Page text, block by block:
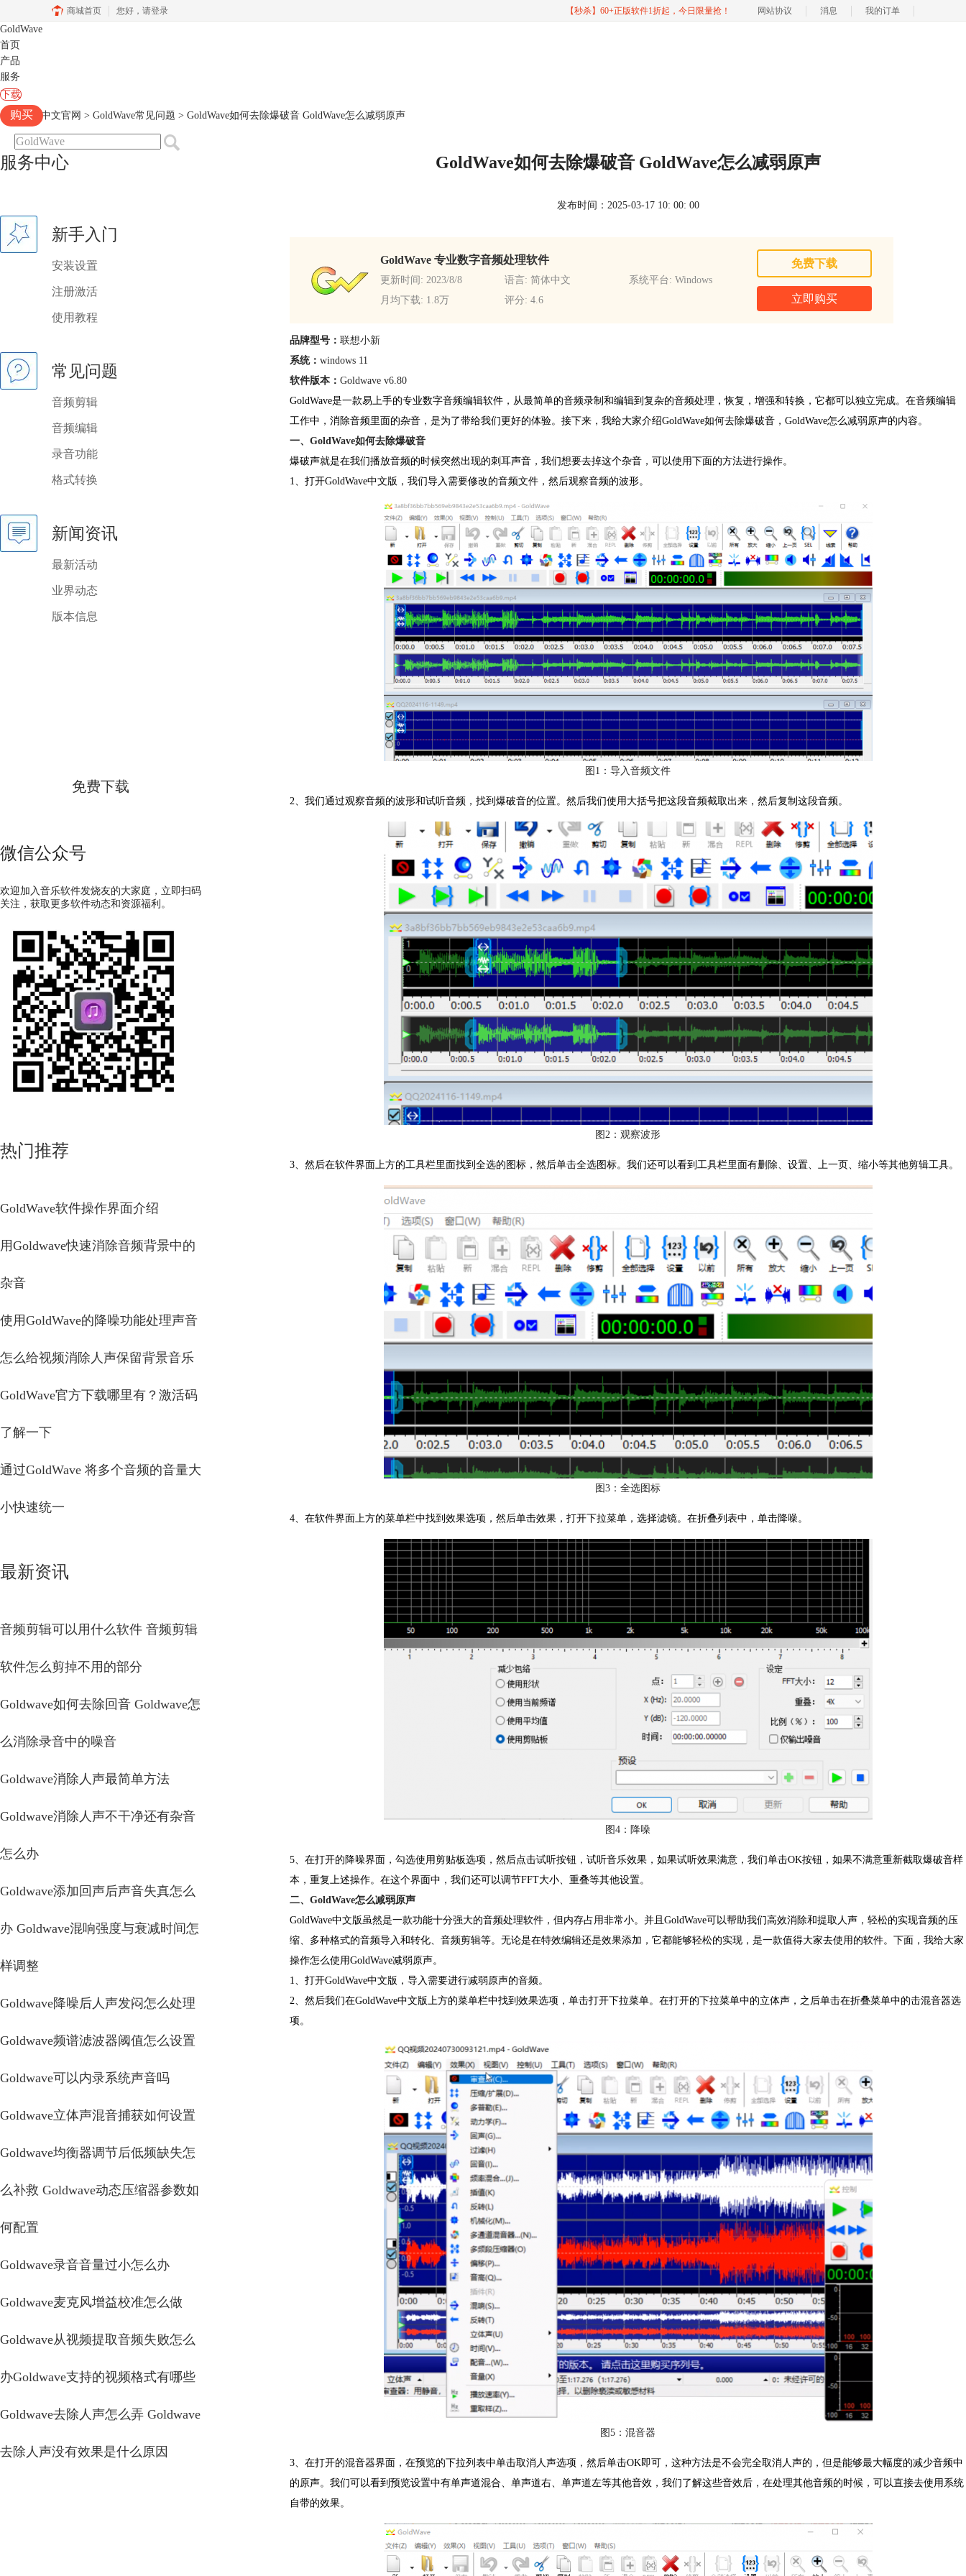
商城首页 您好， 请登录 【秒杀】60+正版软件1折起，今日限量抢！ 网站协议 消息 我的订单
GoldWave
首页
产品
服务
下载
购买
Goldwave中文官网 > GoldWave常见问题 > GoldWave如何去除爆破音 GoldWave怎么减弱原声
服务中心
新手入门
安装设置
注册激活
使用教程
常见问题
音频剪辑
音频编辑
录音功能
格式转换
新闻资讯
最新活动
业界动态
版本信息
免费下载
微信公众号
欢迎加入音乐软件发烧友的大家庭，立即扫码
关注，获取更多软件动态和资源福利。
热门推荐
GoldWave软件操作界面介绍
用Goldwave快速消除音频背景中的
杂音
使用GoldWave的降噪功能处理声音
怎么给视频消除人声保留背景音乐
GoldWave官方下载哪里有？激活码
了解一下
通过GoldWave 将多个音频的音量大
小快速统一
最新资讯
音频剪辑可以用什么软件 音频剪辑
软件怎么剪掉不用的部分
Goldwave如何去除回音 Goldwave怎
么消除录音中的噪音
Goldwave消除人声最简单方法
Goldwave消除人声不干净还有杂音
怎么办
Goldwave添加回声后声音失真怎么
办 Goldwave混响强度与衰减时间怎
样调整
Goldwave降噪后人声发闷怎么处理
Goldwave频谱滤波器阈值怎么设置
Goldwave可以内录系统声音吗
Goldwave立体声混音捕获如何设置
Goldwave均衡器调节后低频缺失怎
么补救 Goldwave动态压缩器参数如
何配置
Goldwave录音音量过小怎么办
Goldwave麦克风增益校准怎么做
Goldwave从视频提取音频失败怎么
办Goldwave支持的视频格式有哪些
Goldwave去除人声怎么弄 Goldwave
去除人声没有效果是什么原因
GoldWave如何去除爆破音 GoldWave怎么减弱原声
发布时间：2025-03-17 10: 00: 00
GoldWave 专业数字音频处理软件
更新时间: 2023/8/8 语言: 简体中文
系统平台: Windows
月均下载: 1.8万
评分: 4.6
免费下载
立即购买
品牌型号：联想小新
系统：windows 11
软件版本：Goldwave v6.80
GoldWave是一款易上手的专业数字音频编辑软件 ，从最简单的音频录制和编辑到复杂的音频处理，恢复，增强和转换，它都可以独立完成。在音频编辑
工作中，消除音频里面的杂音，是为了带给我们更好的体验。接下来，我给大家介绍GoldWave如何去除爆破音，GoldWave怎么减弱原声的内容。
一、GoldWave如何去除爆破音
爆破声就是在我们播放音频的时候突然出现的刺耳声音，我们想要去掉这个杂音，可以使用下面的方法进行操作。
1、打开GoldWave中文版，我们导入需要修改的音频文件，然后观察音频的波形。
图1：导入音频文件
2、我们通过观察音频的波形和试听音频，找到爆破音的位置。然后我们使用大括号把这段音频截取出来，然后复制这段音频。
图2：观察波形
3、然后在软件界面上方的工具栏里面找到全选的图标，然后单击全选图标。我们还可以看到工具栏里面有删除、设置、上一页、缩小等其他剪辑工具。
图3：全选图标
4、在软件界面上方的菜单栏中找到效果选项，然后单击效果，打开下拉菜单，选择滤镜。在折叠列表中，单击降噪。
图4：降噪
5、在打开的降噪界面，勾选使用剪贴板选项，然后点击试听按钮，试听音乐效果，如果试听效果满意，我们单击OK按钮，如果不满意重新截取爆破音样
本，重复上述操作。在这个界面中，我们还可以调节FFT大小、重叠等其他设置。
二、GoldWave怎么减弱原声
GoldWave中文版虽然是一款功能十分强大的音频处理软件，但内存占用非常小。并且GoldWave可以帮助我们高效消除和提取人声，轻松的实现音频的压
缩、多种格式的音频导入和转化、音频剪辑等。无论是在特效编辑还是效果添加，它都能够轻松的实现，是一款值得大家去使用的软件。下面，我给大家
操作怎么使用GoldWave减弱原声。
1、打开GoldWave中文版，导入需要进行减弱原声的音频。
2、然后我们在GoldWave中文版上方的菜单栏中找到效果选项，单击打开下拉菜单。在打开的下拉菜单中的立体声，之后单击在折叠菜单中的击混音器选
项。
图5：混音器
3、在打开的混音器界面，在预览的下拉列表中单击取消人声选项，然后单击OK即可，这种方法是不会完全取消人声的，但是能够最大幅度的减少音频中
的原声。我们可以看到预览设置中有单声道混合、单声道右、单声道左等其他音效，我们了解这些音效后，在处理其他音频的时候，可以直接去使用系统
自带的效果。